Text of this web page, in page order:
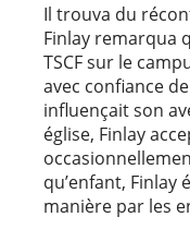
Il trouva du
Finlay remarqua
TSCF sur le
avec confiance
influençait son
église, Finlay
qu’enfant, Finlay
manière par les